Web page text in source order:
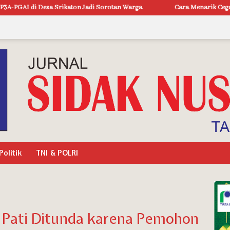
Jadi Sorotan Warga Cara Menarik Cegah Kenakalan
TNI & POLRI
Ditunda karena Pemohon